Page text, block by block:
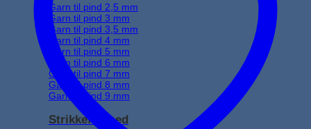
Garn til pind 2,5 mm
Garn til pind 3 mm
Garn til pind 3,5 mm
Garn til pind 4 mm
Garn til pind 5 mm
Garn til pind 6 mm
Garn til pind 7 mm
Garn til pind 8 mm
Garn til pind 9 mm
Strikkefasthed